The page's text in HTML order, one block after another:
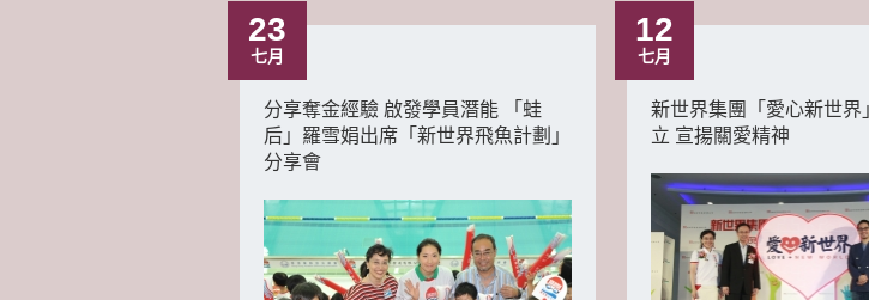
23
七月
分享奪金經驗 啟發學員潛能 「蛙
后」羅雪娟出席「新世界飛魚計劃」
分享會
12
七月
新世界集團「愛心新世界
立 宣揚關愛精神